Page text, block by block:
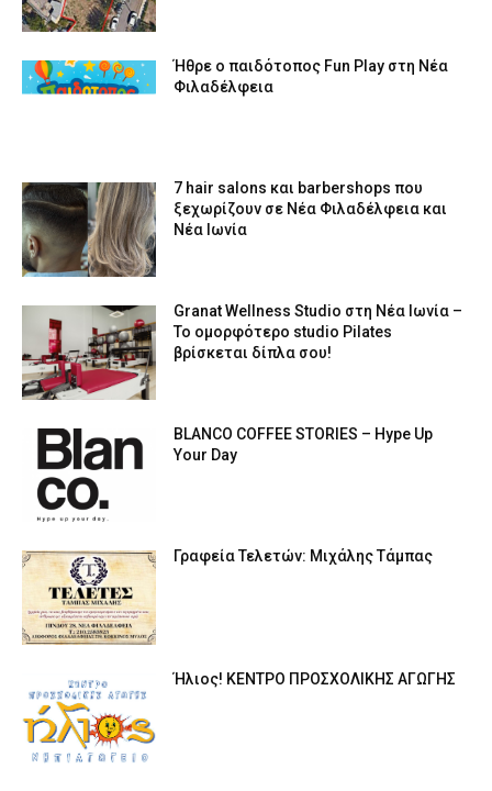
Ήθρε ο παιδότοπος Fun Play στη Νέα
Φιλαδέλφεια
7 hair salons και barbershops που
ξεχωρίζουν σε Νέα Φιλαδέλφεια και
Νέα Ιωνία
Granat Wellness Studio στη Νέα Ιωνία –
Το ομορφότερο studio Pilates
βρίσκεται δίπλα σου!
BLANCO COFFEE STORIES – Hype Up
Your Day
Γραφεία Τελετών: Μιχάλης Τάμπας
Ήλιος! ΚΕΝΤΡΟ ΠΡΟΣΧΟΛΙΚΗΣ ΑΓΩΓΗΣ